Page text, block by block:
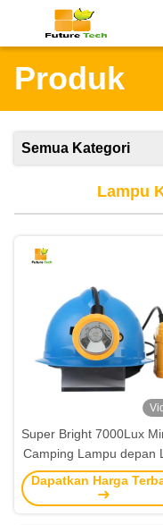
Produk
Semua Kategori
Lampu
Super Bright 7000Lux
Camping Lampu depan
untuk Mining
Dapatkan Harga